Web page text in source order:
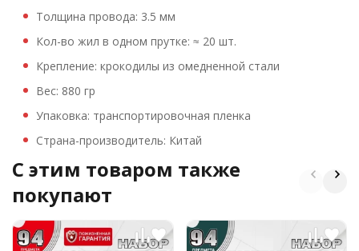
Толщина провода: 3.5 мм
Кол-во жил в одном прутке: ≈ 20 шт.
Крепление: крокодилы из омедненной стали
Вес: 880 гр
Упаковка: транспортировочная пленка
Страна-производитель: Китай
C этим товаром также
покупают